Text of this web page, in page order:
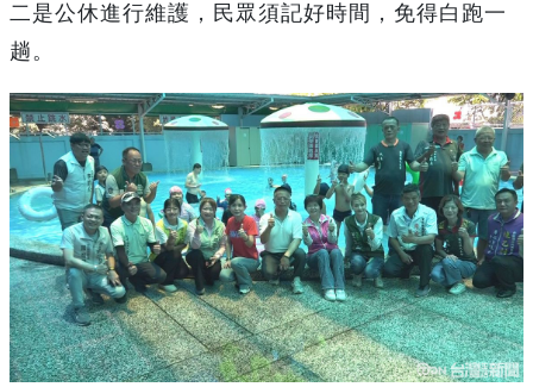
二是公休進行維護，民眾須記好時間，免得白跑一
趟。